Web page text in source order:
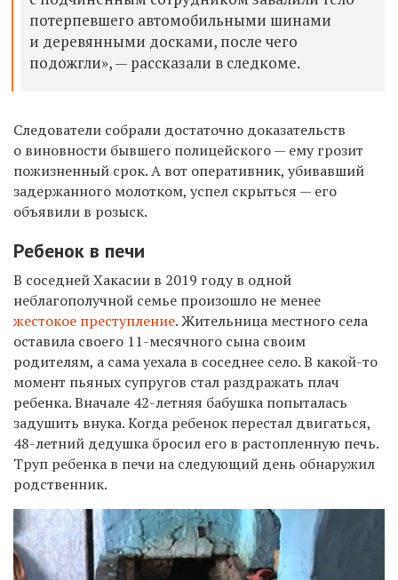
потерпевшего автомобильными шинами
и деревянными досками, после чего
подожгли», — рассказали в следкоме.
Следователи собрали достаточно доказательств
о виновности бывшего полицейского — ему грозит
пожизненный срок. А вот оперативник, убивавший
задержанного молотком, успел скрыться — его
объявили в розыск.
Ребенок в печи
В соседней Хакасии в 2019 году в одной
неблагополучной семье произошло не менее
жестокое преступление. Жительница местного села
оставила своего 11-месячного сына своим
родителям, а сама уехала в соседнее село. В какой-то
момент пьяных супругов стал раздражать плач
ребенка. Вначале 42-летняя бабушка попыталась
задушить внука. Когда ребенок перестал двигаться,
48-летний дедушка бросил его в растопленную печь.
Труп ребенка в печи на следующий день обнаружил
родственник.